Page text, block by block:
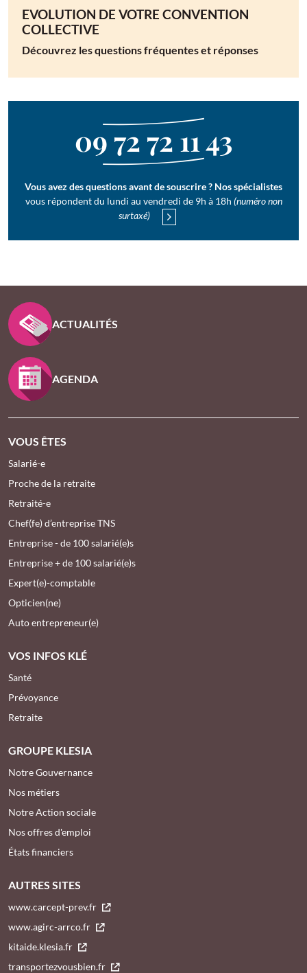
EVOLUTION DE VOTRE CONVENTION
COLLECTIVE
Découvrez les questions fréquentes et réponses
09 72 72 11 43
Vous avez des questions avant de souscrire ? Nos spécialistes
vous répondent du lundi au vendredi de 9h à 18h (numéro non
surtaxé)
PIED DE PAGE KLESIA - ASSUREUR D’INTÉRÊT
ACTUALITÉS
AGENDA
VOUS ÊTES
Salarié-e
Proche de la retraite
Retraité-e
Chef(fe) d’entreprise TNS
Entreprise - de 100 salarié(e)s
Entreprise + de 100 salarié(e)s
Expert(e)-comptable
Opticien(ne)
Auto entrepreneur(e)
VOS INFOS KLÉ
Santé
Prévoyance
Retraite
GROUPE KLESIA
Notre Gouvernance
Nos métiers
Notre Action sociale
Nos offres d'emploi
États financiers
AUTRES SITES
www.carcept-prev.fr
www.agirc-arrco.fr
kitaide.klesia.fr
transportezvousbien.fr